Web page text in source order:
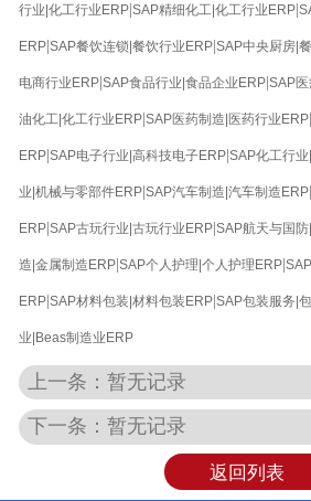
行业|化工行业ERP| SAP精细化工|化工行业ERP|
ERP| SAP餐饮连锁|餐饮行业ERP| SAP中央厨房|
电商行业ERP| SAP食品行业|食品企业ERP| SAP
油化工|化工行业ERP| SAP医药制造|医药行业ERP|
ERP| SAP电子行业|高科技电子ERP| SAP化工行
业|机械与零部件ERP| SAP汽车制造|汽车制造ERP|
ERP| SAP古玩行业|古玩行业ERP| SAP航天与国
造|金属制造ERP| SAP个人护理|个人护理ERP|
ERP| SAP材料包装|材料包装ERP| SAP包装服务|
业|Beas制造业ERP
上一条：暂无记录
下一条：暂无记录
返回列表